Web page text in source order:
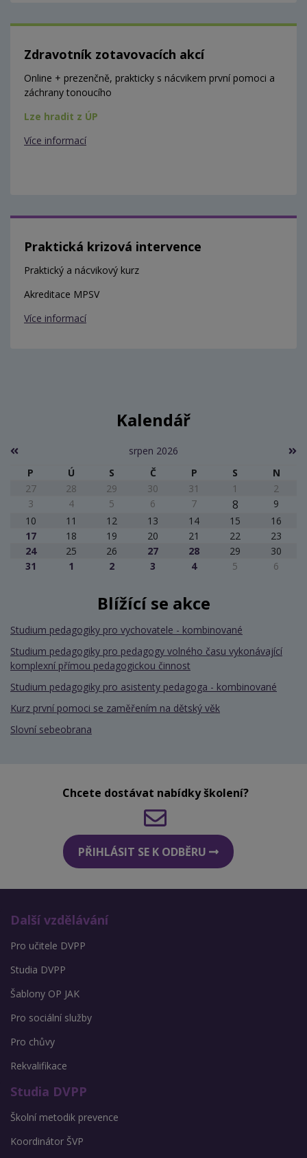
Zdravotník zotavovacích akcí
Online + prezenčně, prakticky s nácvikem první pomoci a
záchrany tonoucího
Lze hradit z ÚP
Více informací
Praktická krizová intervence
Praktický a nácvikový kurz
Akreditace MPSV
Více informací
Kalendář
srpen 2026
P
Ú S Č P S
N
27
28 29 30 31 1
2
3
4 5 6 7 8
9
10
11 12 13 14 15
16
17
18 19 20 21 22
23
24
25 26 27 28 29
30
31
1 2 3 4 5 6
Blížící se akce
Studium pedagogiky pro vychovatele - kombinované
Studium pedagogiky pro pedagogy volného času vykonávající
komplexní přímou pedagogickou činnost
Studium pedagogiky pro asistenty pedagoga - kombinované
Kurz první pomoci se zaměřením na dětský věk
Slovní sebeobrana
Chcete dostávat nabídky školení?
PŘIHLÁSIT SE K ODBĚRU
Další vzdělávání
Pro učitele DVPP
Studia DVPP
Šablony OP JAK
Pro sociální služby
Pro chůvy
Rekvalifikace
Studia DVPP
Školní metodik prevence
Koordinátor ŠVP